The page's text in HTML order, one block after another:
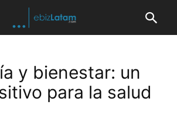
y bienestar: un
para la salud